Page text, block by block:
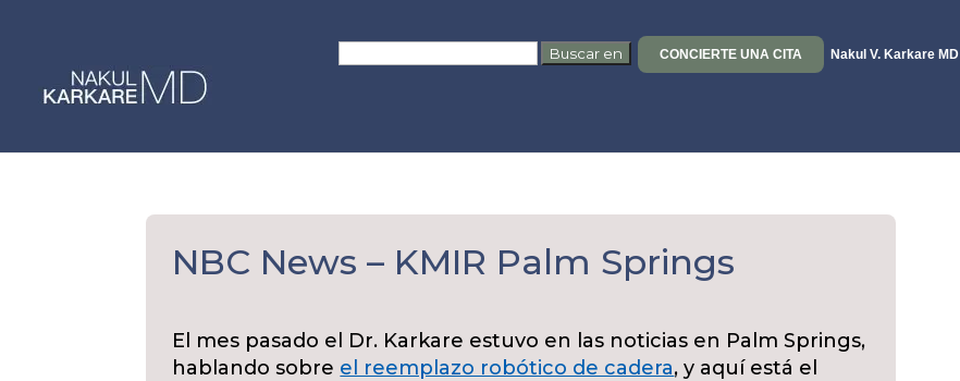
for:
CONCIERTE UNA CITA Nakul V. Karkare MD
NBC News – KMIR Palm Springs
El mes pasado el Dr. Karkare estuvo en las noticias en Palm Springs,
hablando sobre el reemplazo robótico de cadera, y aquí está el